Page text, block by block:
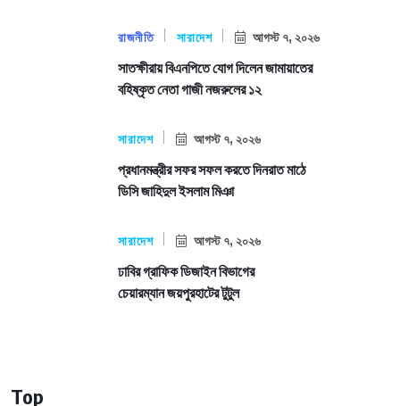
রাজনীতি সারাদেশ আগস্ট ৭, ২০২৬
সাতক্ষীরায় বিএনপিতে যোগ দিলেন জামায়াতের
বহিষ্কৃত নেতা গাজী নজরুলের ১২
সারাদেশ আগস্ট ৭, ২০২৬
প্রধানমন্ত্রীর সফর সফল করতে দিনরাত মাঠে
ডিসি জাহিদুল ইসলাম মিঞা
সারাদেশ আগস্ট ৭, ২০২৬
ঢাবির গ্রাফিক ডিজাইন বিভাগের
চেয়ারম্যান জয়পুরহাটের টুটুল
Top